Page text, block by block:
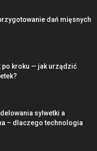
dań mięsnych
po kroku — jak urządzić
sylwetki a
– dlaczego technologia